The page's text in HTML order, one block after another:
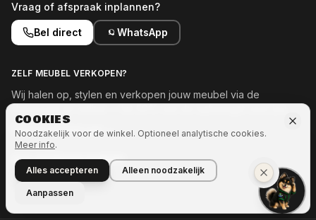
Vraag of afspraak inplannen?
Bel direct WhatsApp
ZELF MEUBEL VERKOPEN?
Wij halen op, stylen en verkopen jouw meubel via de
Meld je meubel aan →
OOK INTERESSE IN MEER?
Naar Ozze.Shop →
COOKIES
Noodzakelijk voor de winkel. Optioneel analytische cookies.
Meer info.
Alles accepteren Alleen noodzakelijk
Aanpassen